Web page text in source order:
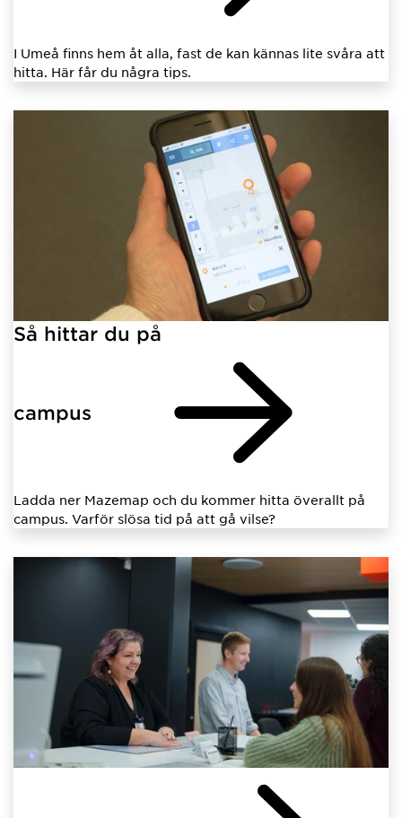
I Umeå finns hem åt alla, fast de kan kännas lite svåra att
hitta. Här får du några tips.
Så hittar du på
campus
Ladda ner Mazemap och du kommer hitta överallt på
campus. Varför slösa tid på att gå vilse?